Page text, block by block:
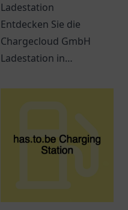
Ladestation
Entdecken Sie die
Chargecloud GmbH
Ladestation in
komfortable Anlaufstelle